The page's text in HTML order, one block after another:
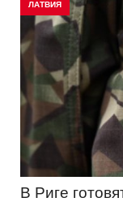
ЛАТВИЯ
В Риге